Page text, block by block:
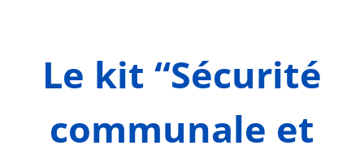
Le kit “Sécurité
communale et